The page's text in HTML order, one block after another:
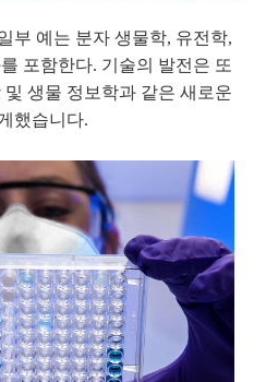
부 예는 분자 생물학, 유전학,
포함한다. 기술의 발전은 또
생물 정보학과 같은 새로운
했습니다.